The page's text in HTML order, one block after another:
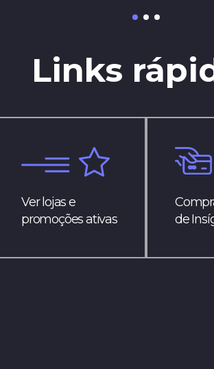
Links
Ver lojas e
promoções ativas
de